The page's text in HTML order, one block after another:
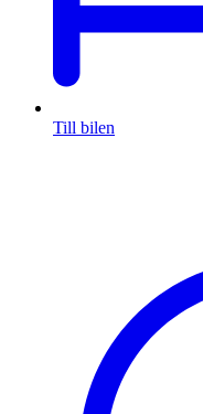
Till bilen